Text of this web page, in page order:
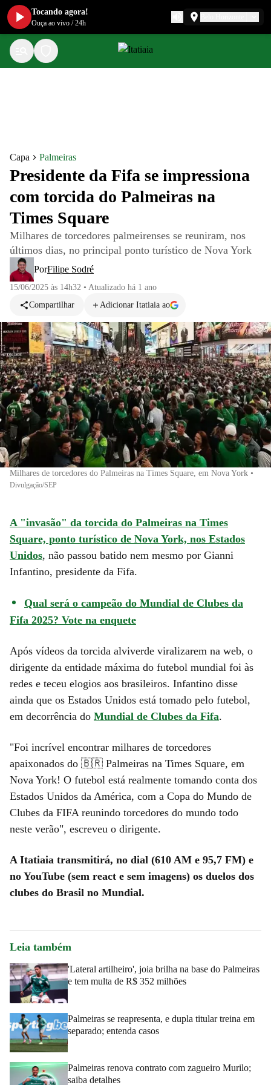
Capa Palmeiras
Presidente da Fifa se impressiona
com torcida do Palmeiras na
Times Square
Milhares de torcedores palmeirenses se reuniram, nos
últimos dias, no principal ponto turístico de Nova York
PorFilipe Sodré
15/06/2025 às 14h32 • Atualizado há 1 ano
Compartilhar
Adicionar Itatiaia ao
Milhares de torcedores do Palmeiras na Times Square, em Nova York •
Divulgação/SEP
A "invasão" da torcida do Palmeiras na Times
Square, ponto turístico de Nova York, nos Estados
Unidos, não passou batido nem mesmo por Gianni
Infantino, presidente da Fifa.
Qual será o campeão do Mundial de Clubes da
Fifa 2025? Vote na enquete
Após vídeos da torcida alviverde viralizarem na web, o
dirigente da entidade máxima do futebol mundial foi às
redes e teceu elogios aos brasileiros. Infantino disse
ainda que os Estados Unidos está tomado pelo futebol,
em decorrência do Mundial de Clubes da Fifa.
"Foi incrível encontrar milhares de torcedores
apaixonados do 🇧🇷 Palmeiras na Times Square, em
Nova York! O futebol está realmente tomando conta dos
Estados Unidos da América, com a Copa do Mundo de
Clubes da FIFA reunindo torcedores do mundo todo
neste verão", escreveu o dirigente.
A Itatiaia transmitirá, no dial (610 AM e 95,7 FM) e
no YouTube (sem react e sem imagens) os duelos dos
clubes do Brasil no Mundial.
Leia também
'Lateral artilheiro', joia brilha na base do Palmeiras
e tem multa de R$ 352 milhões
Palmeiras se reapresenta, e dupla titular treina em
separado; entenda casos
Palmeiras renova contrato com zagueiro Murilo;
saiba detalhes
Tocando agora!
Ouça ao vivo /24h